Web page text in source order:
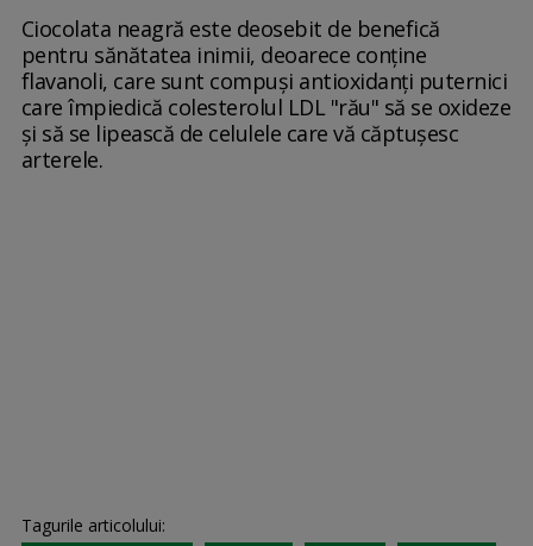
Ciocolata neagră este deosebit de benefică
pentru sănătatea inimii, deoarece conține
flavanoli, care sunt compuși antioxidanți puternici
care împiedică colesterolul LDL "rău" să se oxideze
și să se lipească de celulele care vă căptușesc
arterele.
Tagurile articolului: